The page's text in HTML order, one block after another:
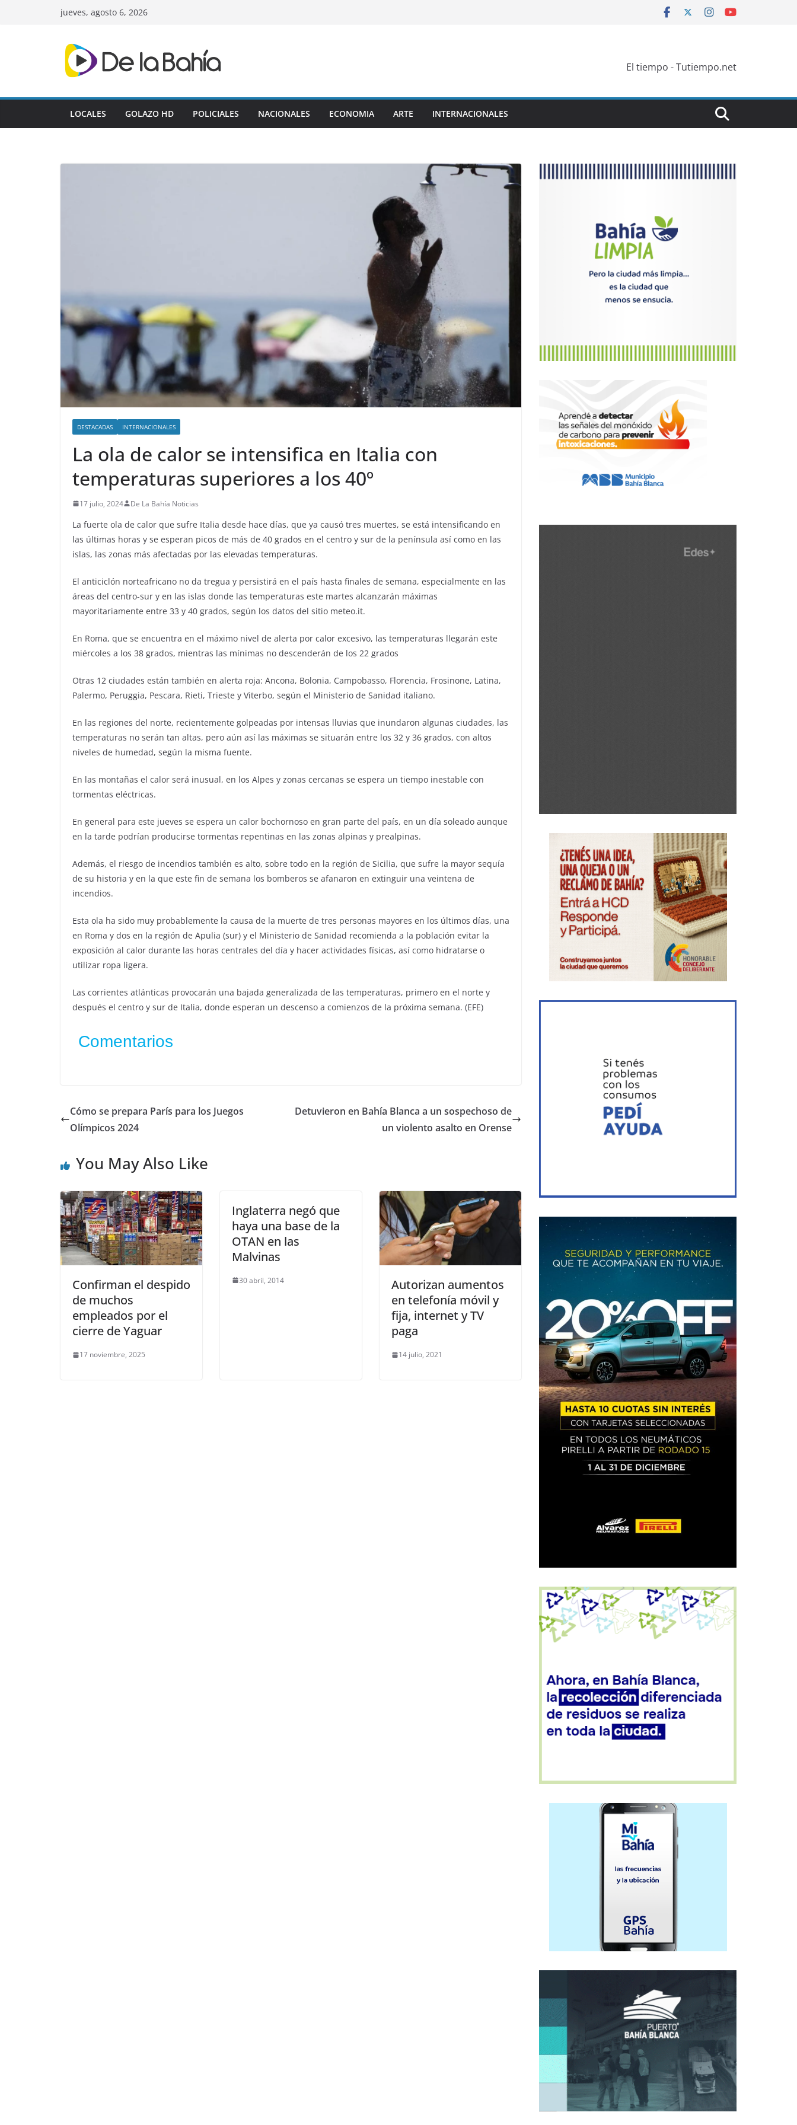
jueves, agosto 6, 2026
El tiempo - Tutiempo.net
LOCALES GOLAZO HD POLICIALES NACIONALES ECONOMIA ARTE INTERNACIONALES
DESTACADAS INTERNACIONALES
La ola de calor se intensifica en Italia con
temperaturas superiores a los 40º
17 julio, 2024 De La Bahía Noticias
La fuerte ola de calor que sufre Italia desde hace días, que ya causó tres muertes, se está intensificando en
las últimas horas y se esperan picos de más de 40 grados en el centro y sur de la península así como en las
islas, las zonas más afectadas por las elevadas temperaturas.
El anticiclón norteafricano no da tregua y persistirá en el país hasta finales de semana, especialmente en las
áreas del centro-sur y en las islas donde las temperaturas este martes alcanzarán máximas
mayoritariamente entre 33 y 40 grados, según los datos del sitio meteo.it.
En Roma, que se encuentra en el máximo nivel de alerta por calor excesivo, las temperaturas llegarán este
miércoles a los 38 grados, mientras las mínimas no descenderán de los 22 grados
Otras 12 ciudades están también en alerta roja: Ancona, Bolonia, Campobasso, Florencia, Frosinone, Latina,
Palermo, Peruggia, Pescara, Rieti, Trieste y Viterbo, según el Ministerio de Sanidad italiano.
En las regiones del norte, recientemente golpeadas por intensas lluvias que inundaron algunas ciudades, las
temperaturas no serán tan altas, pero aún así las máximas se situarán entre los 32 y 36 grados, con altos
niveles de humedad, según la misma fuente.
En las montañas el calor será inusual, en los Alpes y zonas cercanas se espera un tiempo inestable con
tormentas eléctricas.
En general para este jueves se espera un calor bochornoso en gran parte del país, en un día soleado aunque
en la tarde podrían producirse tormentas repentinas en las zonas alpinas y prealpinas.
Además, el riesgo de incendios también es alto, sobre todo en la región de Sicilia, que sufre la mayor sequía
de su historia y en la que este fin de semana los bomberos se afanaron en extinguir una veintena de
incendios.
Esta ola ha sido muy probablemente la causa de la muerte de tres personas mayores en los últimos días, una
en Roma y dos en la región de Apulia (sur) y el Ministerio de Sanidad recomienda a la población evitar la
exposición al calor durante las horas centrales del día y hacer actividades físicas, así como hidratarse o
utilizar ropa ligera.
Las corrientes atlánticas provocarán una bajada generalizada de las temperaturas, primero en el norte y
después el centro y sur de Italia, donde esperan un descenso a comienzos de la próxima semana. (EFE)
Comentarios
Cómo se prepara París para los Juegos
Olímpicos 2024
Detuvieron en Bahía Blanca a un sospechoso de
un violento asalto en Orense
You May Also Like
Confirman el despido
de muchos
empleados por el
cierre de Yaguar
17 noviembre, 2025
Inglaterra negó que
haya una base de la
OTAN en las
Malvinas
30 abril, 2014
Autorizan aumentos
en telefonía móvil y
fija, internet y TV
paga
14 julio, 2021